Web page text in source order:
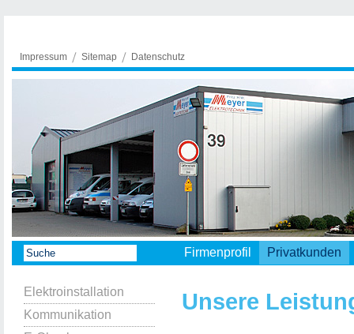
Impressum Sitemap Datenschutz
Firmenprofil Privatkunden
Unsere
Elektroinstallation
Kommunikation